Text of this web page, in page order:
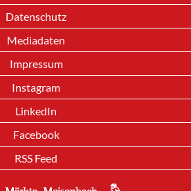
Datenschutz
Mediadaten
Impressum
Instagram
LinkedIn
Facebook
RSS Feed